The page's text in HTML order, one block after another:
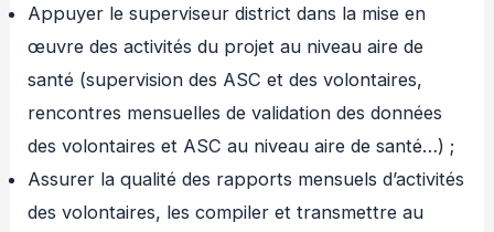
Appuyer le superviseur district dans la mise en
œuvre des activités du projet au niveau aire de
santé (supervision des ASC et des volontaires,
rencontres mensuelles de validation des données
des volontaires et ASC au niveau aire de santé…) ;
Assurer la qualité des rapports mensuels d’activités
des volontaires, les compiler et transmettre au